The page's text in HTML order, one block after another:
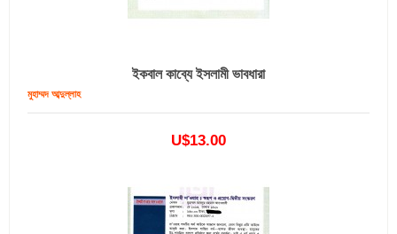
ইকবাল কাব্যে ইসলামী ভাবধারা
মুহাম্মদ আব্দুল্লাহ
U$13.00